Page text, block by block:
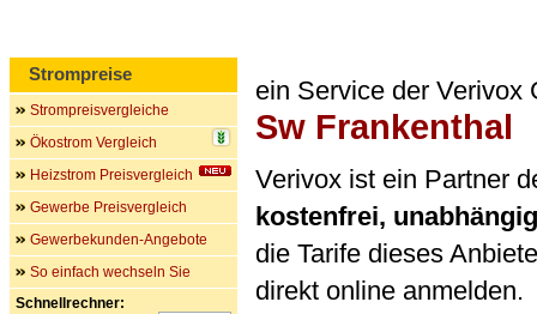
ein Service der Verivox
Sw Frankenthal
Verivox ist ein Partner
kostenfrei,
die Tarife dieses
direkt online anmelden.
Strompreise
Strompreisvergleiche
Ökostrom Vergleich
Heizstrom Preisvergleich
Gewerbe Preisvergleich
Gewerbekunden-Angebote
So einfach wechseln Sie
Schnellrechner: